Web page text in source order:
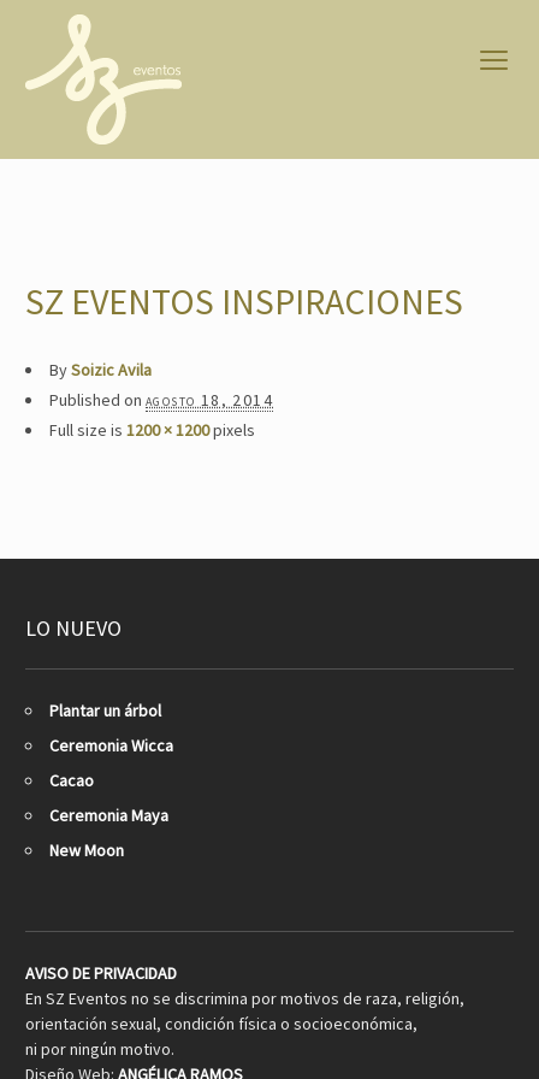
SZ EVENTOS INSPIRACIONES
BySoizic Avila
Published on agosto 18, 2014
Full size is 1200 × 1200pixels
LO NUEVO
Plantar un árbol
Ceremonia Wicca
Cacao
Ceremonia Maya
New Moon
AVISO DE PRIVACIDAD
En SZ Eventos no se discrimina por motivos de raza, religión,
orientación sexual, condición física o socioeconómica,
ni por ningún motivo.
Diseño Web: ANGÉLICA RAMOS